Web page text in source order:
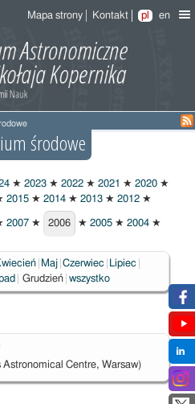
Mapa strony Kontakt pl en
środowe
★ 2023 ★ 2022 ★ 2021 ★ 2020 ★
2015 ★ 2014 ★ 2013 ★ 2012 ★
2007 ★ 2006 ★ 2005 ★ 2004 ★
Maj Czerwiec
Lipiec
Wybrane
Grudzień wszystko
Centre, Warsaw)